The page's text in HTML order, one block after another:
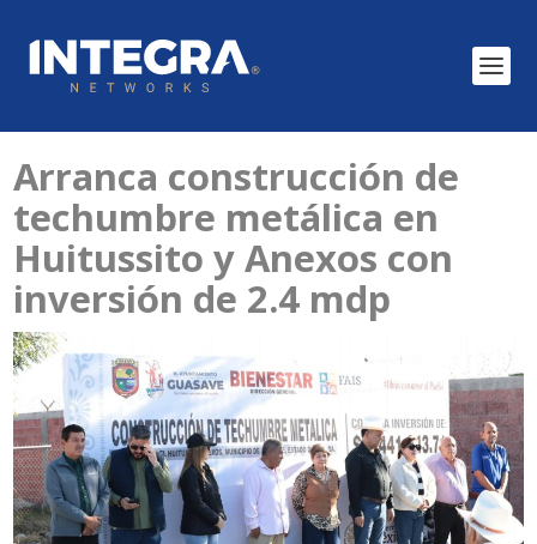
Arranca construcción de
techumbre metálica en
Huitussito y Anexos con
inversión de 2.4 mdp